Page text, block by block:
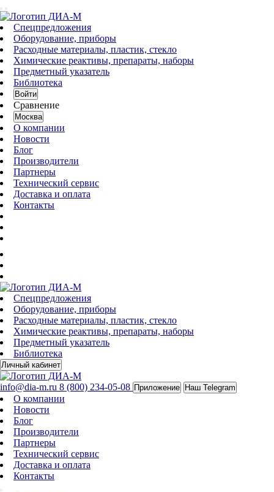
Спецпредложения
Оборудование, приборы
Расходные материалы, пластик, стекло
Химические реактивы, препараты, наборы
Предметный указатель
Библиотека
Войти
Сравнение
Москва
О компании
Новости
Блог
Производители
Партнеры
Технический сервис
Доставка и оплата
Контакты
Спецпредложения
Оборудование, приборы
Расходные материалы, пластик, стекло
Химические реактивы, препараты, наборы
Предметный указатель
Библиотека
Личный кабинет
info@dia-m.ru 8 (800) 234-05-08 Приложение Наш Telegram
О компании
Новости
Блог
Производители
Партнеры
Технический сервис
Доставка и оплата
Контакты